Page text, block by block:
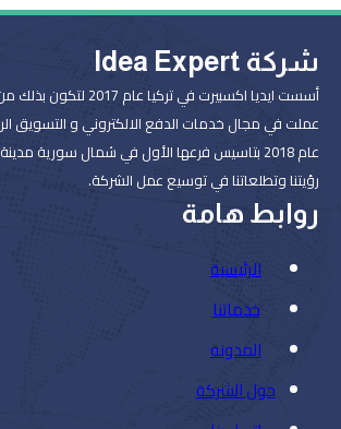
شركة Idea Expert
أسست ايديا اكسبيرت في
عملت في مجال خدمات الدفع الالكتروني و التسويق
عام 2018 بتاسيس فرعها الأول في شمال سورية
رؤيتنا وتطلعاتنا في توسيع عمل الشركة.
روابط هامة
الرئيسية
خدماتنا
المدونة
حول الشركة